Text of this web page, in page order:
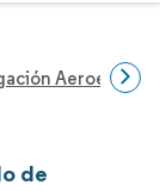
de